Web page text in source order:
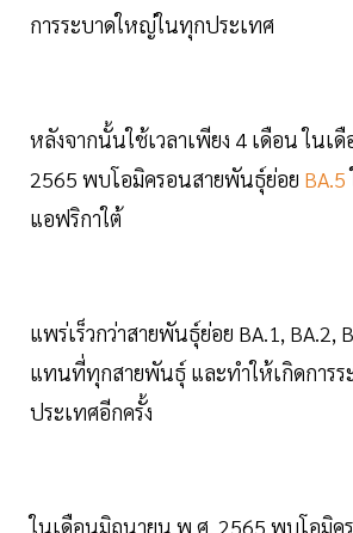
การระบาดใหญ่ในทุกประเทศ
หลังจากนั้นใช้เวลาเพียง 4 เดือน ในเ
2565 พบโอมิครอนสายพันธุ์ย่อย BA.5
แอฟริกาใต้
แพร่เร็วกว่าสายพันธุ์ย่อย BA.1, BA.2,
แทนที่ทุกสายพันธุ์ และทำให้เกิดการ
ประเทศอีกครั้ง
ในเดือนมิถุนายน พ.ศ. 2565 พบโอมิค